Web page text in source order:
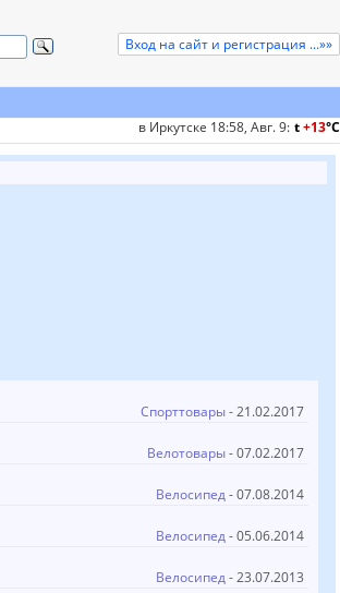
Вход на сайт и регистрация ...»»
в Иркутске 18:58, Авг. 9: t+13°C
Спорттовары- 21.02.2017
Велотовары- 07.02.2017
Велосипед- 07.08.2014
Велосипед- 05.06.2014
Велосипед- 23.07.2013